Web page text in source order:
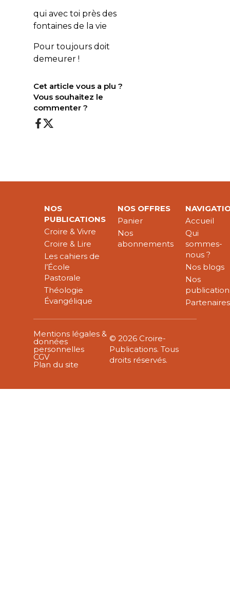
qui avec toi près des
fontaines de la vie
Pour toujours doit
demeurer !
Cet article vous a plu ?
Vous souhaitez le
commenter ?
NOS
PUBLICATIONS
Croire & Vivre
Croire & Lire
Les cahiers de
l’École
Pastorale
Théologie
Évangélique
NOS OFFRES
Panier
Nos
abonnements
Accueil
Qui
sommes-
nous ?
Nos blogs
Nos
Partenaires
Mentions légales &
données
personnelles
CGV
Plan du site
© 2026 Croire-
Publications. Tous
droits réservés.